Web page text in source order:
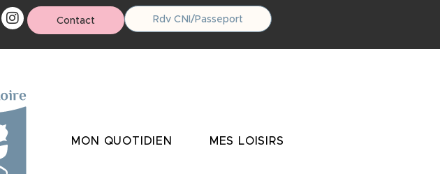
Contact Rdv CNI/Passeport
MON QUOTIDIEN MES LOISIRS